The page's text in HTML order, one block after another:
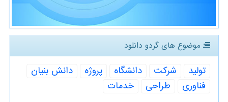
موضوع های گردو دانلود
تولید شركت دانشگاه پروژه
دانش بنیان
فناوری
طراحی خدمات